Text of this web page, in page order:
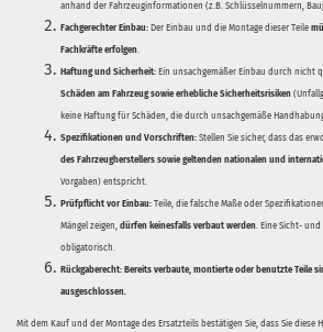
anhand der Fahrzeuginformationen (z.B. Schlüsselnummern,
Fachgerechter Einbau: Der Einbau und die Montage dieser Teile
Fachkräfte erfolgen.
Haftung und Sicherheit: Ein unsachgemäßer Einbau durch nicht
Schäden am Fahrzeug sowie erhebliche Sicherheitsrisiken
keine Haftung für Schäden, die durch unsachgemäße
Spezifikationen und Vorschriften: Stellen Sie sicher, dass das
des Fahrzeugherstellers sowie geltenden nationalen und
Vorgaben) entspricht.
Prüfpflicht vor Einbau: Teile, die falsche Maße oder
Mängel zeigen, dürfen keinesfalls verbaut werden. Eine Sicht-
obligatorisch.
Rückgaberecht: Bereits verbaute, montierte oder benutzte Teile
ausgeschlossen.
Mit dem Kauf und der Montage des Ersatzteils bestätigen Sie, dass Sie diese